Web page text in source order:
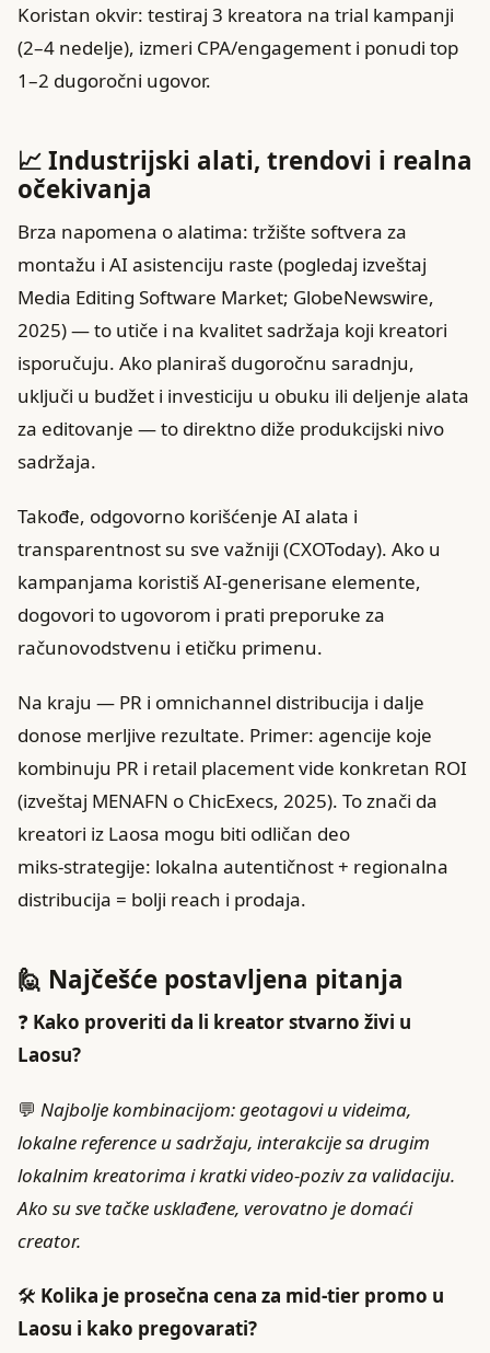
Koristan okvir: testiraj 3 kreatora na trial kampanji
(2–4 nedelje), izmeri CPA/engagement i ponudi top
1–2 dugoročni ugovor.
📈 Industrijski alati, trendovi i realna
očekivanja
Brza napomena o alatima: tržište softvera za
montažu i AI asistenciju raste (pogledaj izveštaj
Media Editing Software Market; GlobeNewswire,
2025) — to utiče i na kvalitet sadržaja koji kreatori
isporučuju. Ako planiraš dugoročnu saradnju,
uključi u budžet i investiciju u obuku ili deljenje alata
za editovanje — to direktno diže produkcijski nivo
sadržaja.
Takođe, odgovorno korišćenje AI alata i
transparentnost su sve važniji (CXOToday). Ako u
kampanjama koristiš AI‑generisane elemente,
dogovori to ugovorom i prati preporuke za
računovodstvenu i etičku primenu.
Na kraju — PR i omnichannel distribucija i dalje
donose merljive rezultate. Primer: agencije koje
kombinuju PR i retail placement vide konkretan ROI
(izveštaj MENAFN o ChicExecs, 2025). To znači da
kreatori iz Laosa mogu biti odličan deo
miks‑strategije: lokalna autentičnost + regionalna
distribucija = bolji reach i prodaja.
🙋 Najčešće postavljena pitanja
❓ Kako proveriti da li kreator stvarno živi u
Laosu?
💬 Najbolje kombinacijom: geotagovi u videima,
lokalne reference u sadržaju, interakcije sa drugim
lokalnim kreatorima i kratki video‑poziv za validaciju.
Ako su sve tačke usklađene, verovatno je domaći
creator.
🛠️ Kolika je prosečna cena za mid‑tier promo u
Laosu i kako pregovarati?